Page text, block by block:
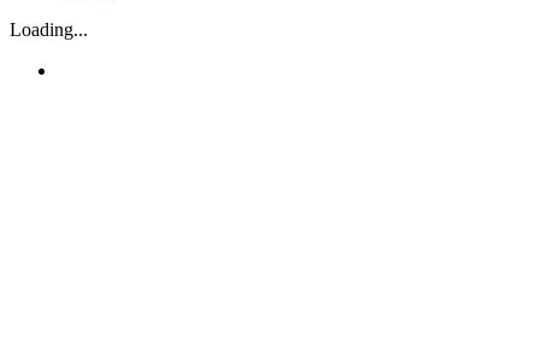
Loading...